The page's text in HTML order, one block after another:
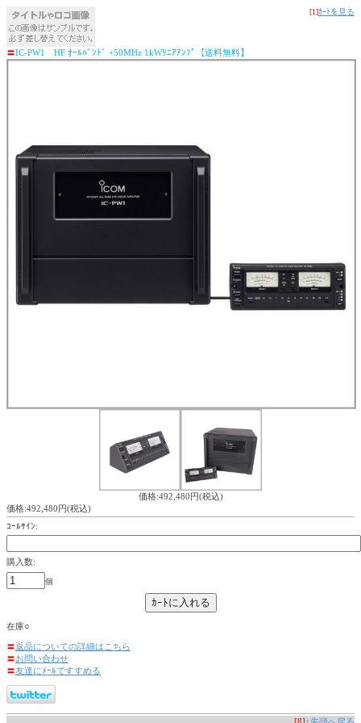
[1]ｶｰﾄを見る
〓IC-PW1 HF ｵｰﾙﾊﾞﾝﾄﾞ +50MHz 1kWﾘﾆｱｱﾝﾌﾟ【送料無料】
価格:492,480円(税込)
価格:492,480円(税込)
ｺｰﾙｻｲﾝ:
購入数:
個
在庫○
〓返品についての詳細はこちら
〓お問い合わせ
〓友達にﾒｰﾙですすめる